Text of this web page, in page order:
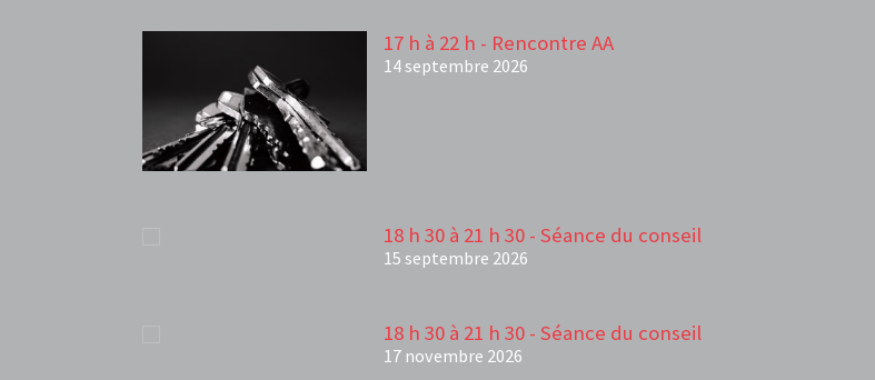
17 h à 22 h - Rencontre AA
14 septembre 2026
18 h 30 à 21 h 30 - Séance du conseil
15 septembre 2026
18 h 30 à 21 h 30 - Séance du conseil
17 novembre 2026